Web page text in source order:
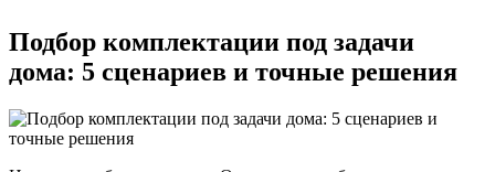
Подбор комплектации под задачи
дома: 5 сценариев и точные решения